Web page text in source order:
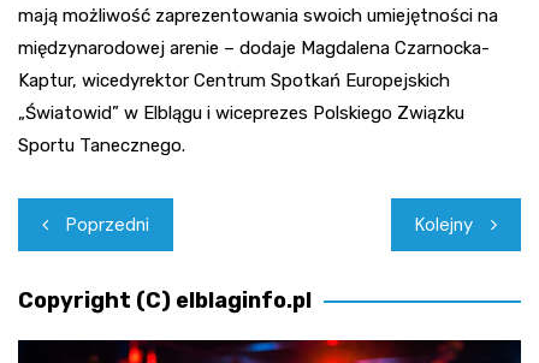
mają możliwość zaprezentowania swoich umiejętności na
międzynarodowej arenie – dodaje Magdalena Czarnocka-
Kaptur, wicedyrektor Centrum Spotkań Europejskich
„Światowid” w Elblągu i wiceprezes Polskiego Związku
Sportu Tanecznego.
Nawigacja
wpisu
Poprzedni Kolejny
Copyright (C) elblaginfo.pl